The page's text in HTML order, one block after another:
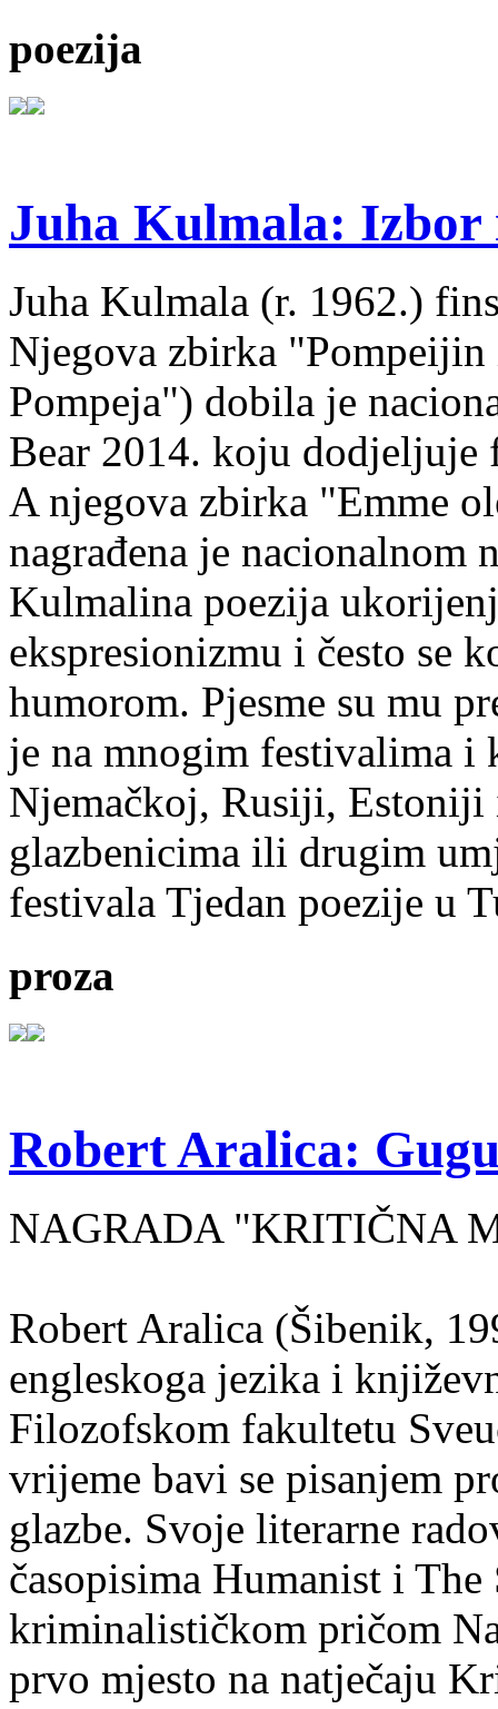
poezija
Juha Kulmala: Izbor
Juha Kulmala (r. 1962.)
Njegova zbirka
Pompeja") dobila je
Bear 2014. koju
A njegova zbirka "Emme
nagrađena je nacionalnom
Kulmalina poezija
ekspresionizmu i često se
humorom. Pjesme su mu
je na mnogim festivalima i
Njemačkoj, Rusiji, Estoniji
glazbenicima ili drugim
festivala Tjedan poezije u
proza
Robert Aralica:
NAGRADA "KRITIČNA
Robert Aralica (Šibenik,
engleskoga jezika i
Filozofskom fakultetu
vrijeme bavi se pisanjem
glazbe. Svoje literarne
časopisima Humanist i
kriminalističkom pričom
prvo mjesto na natječaju